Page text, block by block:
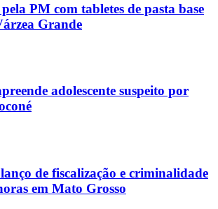
PM com tabletes de pasta base
Grande
adolescente suspeito por
de fiscalização e criminalidade
em Mato Grosso